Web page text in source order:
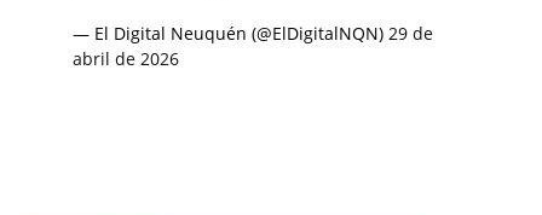
— El Digital Neuquén (@ElDigitalNQN) 29 de
abril de 2026